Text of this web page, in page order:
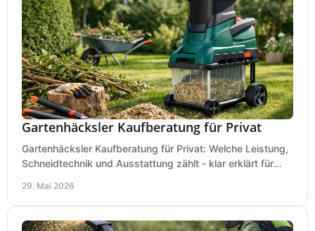
Gartenhäcksler Kaufberatung für Privat
Gartenhäcksler Kaufberatung für Privat: Welche Leistung,
Schneidtechnik und Ausstattung zählt - klar erklärt für
29. Mai 2026